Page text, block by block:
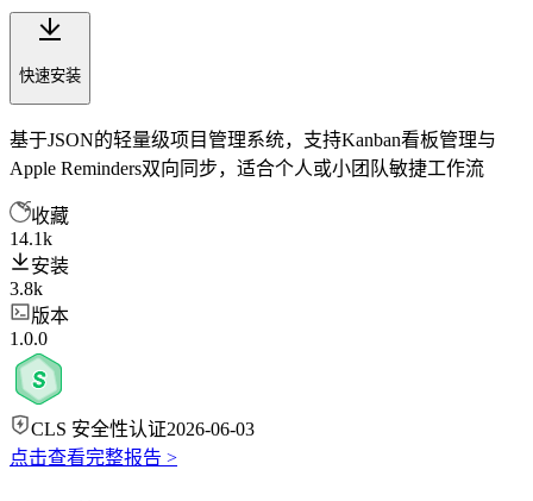
快速安装
基于JSON的轻量级项目管理系统，支持Kanban看板管理与
Apple Reminders双向同步，适合个人或小团队敏捷工作流
收藏
14.1k
安装
3.8k
版本
1.0.0
CLS 安全性认证2026-06-03
点击查看完整报告 >